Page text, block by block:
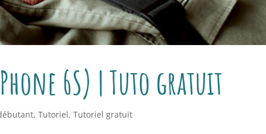
6S) | Tuto gratuit
,Tutoriel,Tutoriel gratuit